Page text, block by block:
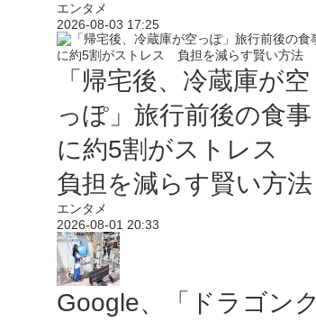
エンタメ
2026-08-03 17:25
「帰宅後、冷蔵庫が空
っぽ」旅行前後の食事
に約5割がストレス
負担を減らす賢い方法
エンタメ
2026-08-01 20:33
Google、「ドラゴンク